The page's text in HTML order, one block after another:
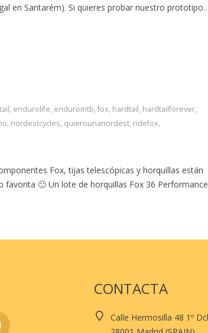
en Santarém). Si quieres probar nuestro
, endurolife, enduromtb, fox, hardtail, hardtailforever,
, nordestcycles, quierounanordest, ridefox,
Fox, tijas telescópicas y horquillas están
🙂 Un lote de horquillas Fox 36 Performance
CONTACTA
Calle Hermosilla 48 1º